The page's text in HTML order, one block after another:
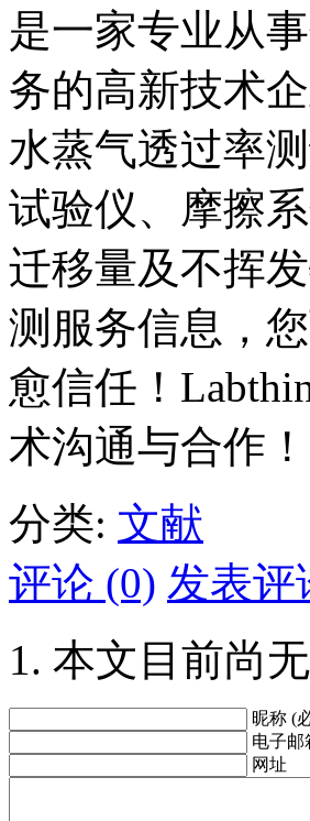
是一家专业从
务的高新技术
水蒸气透过率
试验仪、摩擦
迁移量及不挥
测服务信息，
愈信任！
术沟通与合作！
分类: 文献
评论 (0) 发表评
本文目前尚
昵称 (
电子邮
网址